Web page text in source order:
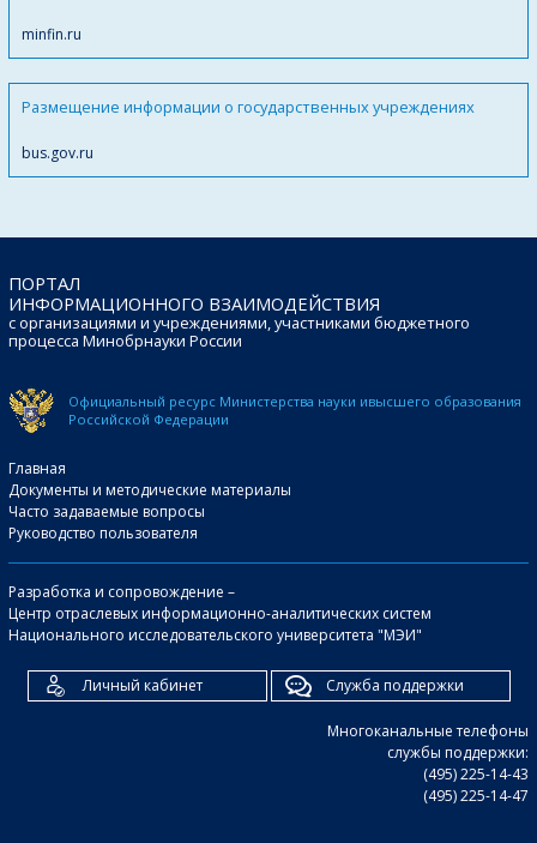
minfin.ru
Размещение информации о государственных учреждениях
bus.gov.ru
ПОРТАЛ
ИНФОРМАЦИОННОГО ВЗАИМОДЕЙСТВИЯ
с организациями и учреждениями, участниками бюджетного
процесса Минобрнауки России
Официальный ресурс Министерства науки ивысшего образования
Российской Федерации
Главная
Документы и методические материалы
Часто задаваемые вопросы
Руководство пользователя
Разработка и сопровождение –
Центр отраслевых информационно-аналитических систем
Национального исследовательского университета "МЭИ"
Личный кабинет Служба поддержки
Многоканальные телефоны
службы поддержки:
(495) 225-14-43
(495) 225-14-47